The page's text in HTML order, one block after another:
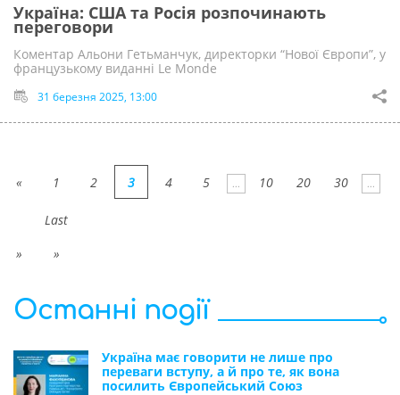
Україна: США та Росія розпочинають
переговори
Коментар Альони Гетьманчук, директорки “Нової Європи”, у
французькому виданні Le Monde
31 березня 2025, 13:00
« 1 2 3 4 5 ... 10 20 30 ...
»
Last
»
Останні події
Україна має говорити не лише про
переваги вступу, а й про те, як вона
посилить Європейський Союз